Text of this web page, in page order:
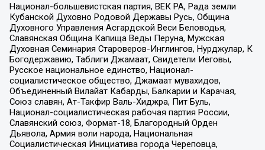
Национал-большевистская партия, ВЕК РА, Рада земли
Кубанской Духовно Родовой Державы Русь, Община
Духовного Управления Асгардской Веси Беловодья,
Славянская Община Капища Веды Перуна, Мужская
Духовная Семинария Староверов-Инглингов, Нурджулар, К
Богодержавию, Таблиги Джамаат, Свидетели Иеговы,
Русское национальное единство, Национал-
социалистическое общество, Джамаат мувахидов,
Объединенный Вилайат Кабарды, Балкарии и Карачая,
Союз славян, Ат-Такфир Валь-Хиджра, Пит Буль,
Национал-социалистическая рабочая партия России,
Славянский союз, Формат-18, Благородный Орден
Дьявола, Армия воли народа, Национальная
Социалистическая Инициатива города Череповца,